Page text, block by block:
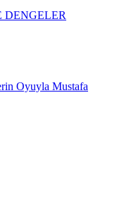
DENGELER
Oyuyla Mustafa